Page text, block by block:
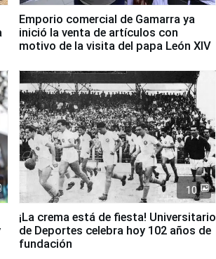
Emporio comercial de Gamarra ya
inició la venta de artículos con
motivo de la visita del papa León XIV
10
¡La crema está de fiesta! Universitario
de Deportes celebra hoy 102 años de
fundación